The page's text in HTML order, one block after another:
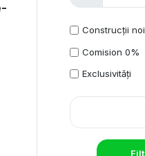
Construcții noi
Comision 0%
Exclusivități